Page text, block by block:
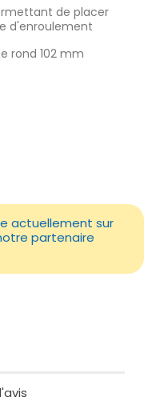
de placer
d'enroulement
rond 102 mm
actuellement sur
partenaire